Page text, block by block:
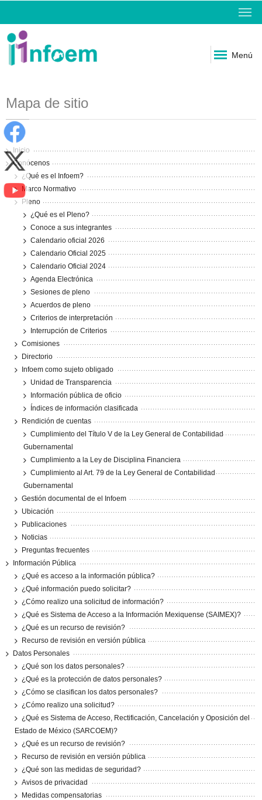
Menú
Mapa de sitio
Inicio
Conócenos
¿Qué es el Infoem?
Marco Normativo
Pleno
¿Qué es el Pleno?
Conoce a sus integrantes
Calendario oficial 2026
Calendario Oficial 2025
Calendario Oficial 2024
Agenda Electrónica
Sesiones de pleno
Acuerdos de pleno
Criterios de interpretación
Interrupción de Criterios
Comisiones
Directorio
Infoem como sujeto obligado
Unidad de Transparencia
Información pública de oficio
Índices de información clasificada
Rendición de cuentas
Cumplimiento del Título V de la Ley General de Contabilidad
Gubernamental
Cumplimiento a la Ley de Disciplina Financiera
Cumplimiento al Art. 79 de la Ley General de Contabilidad
Gubernamental
Gestión documental de el Infoem
Ubicación
Publicaciones
Noticias
Preguntas frecuentes
Información Pública
¿Qué es acceso a la información pública?
¿Qué información puedo solicitar?
¿Cómo realizo una solicitud de información?
¿Qué es Sistema de Acceso a la Información Mexiquense (SAIMEX)?
¿Qué es un recurso de revisión?
Recurso de revisión en versión pública
Datos Personales
¿Qué son los datos personales?
¿Qué es la protección de datos personales?
¿Cómo se clasifican los datos personales?
¿Cómo realizo una solicitud?
¿Qué es Sistema de Acceso, Rectificación, Cancelación y Oposición del
Estado de México (SARCOEM)?
¿Qué es un recurso de revisión?
Recurso de revisión en versión pública
¿Qué son las medidas de seguridad?
Avisos de privacidad
Medidas compensatorias